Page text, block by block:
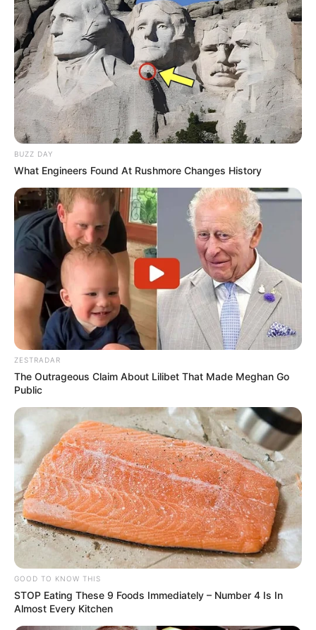
BUZZ DAY
What Engineers Found At Rushmore Changes History
ZESTRADAR
The Outrageous Claim About Lilibet That Made Meghan Go
Public
GOOD TO KNOW THIS
STOP Eating These 9 Foods Immediately – Number 4 Is In
Almost Every Kitchen